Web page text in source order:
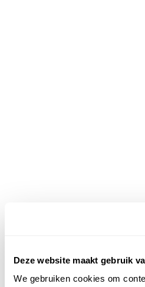
Deze website maakt gebruik
We gebruiken cookies om